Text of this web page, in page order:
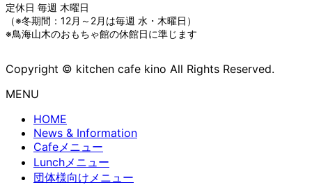
定休日 毎週 木曜日
（※冬期間：12月～2月は毎週 水・木曜日）
※鳥海山木のおもちゃ館の休館日に準じます
Copyright © kitchen cafe kino All Rights Reserved.
MENU
HOME
News & Information
Cafeメニュー
Lunchメニュー
団体様向けメニュー